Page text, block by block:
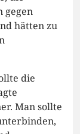
gegen
hätten zu
die
Man sollte